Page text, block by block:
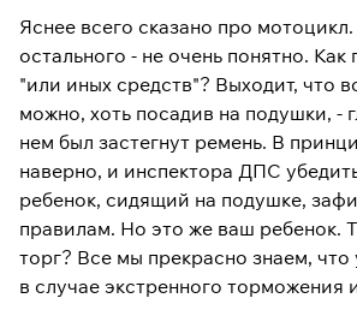
Яснее всего сказано про
остального - не очень понятно.
"или иных средств"? Выходит, что
можно, хоть посадив на подушки, -
нем был застегнут ремень. В
наверно, и инспектора ДПС
ребенок, сидящий на подушке,
правилам. Но это же ваш ребенок.
торг? Все мы прекрасно знаем, что
в случае экстренного торможения